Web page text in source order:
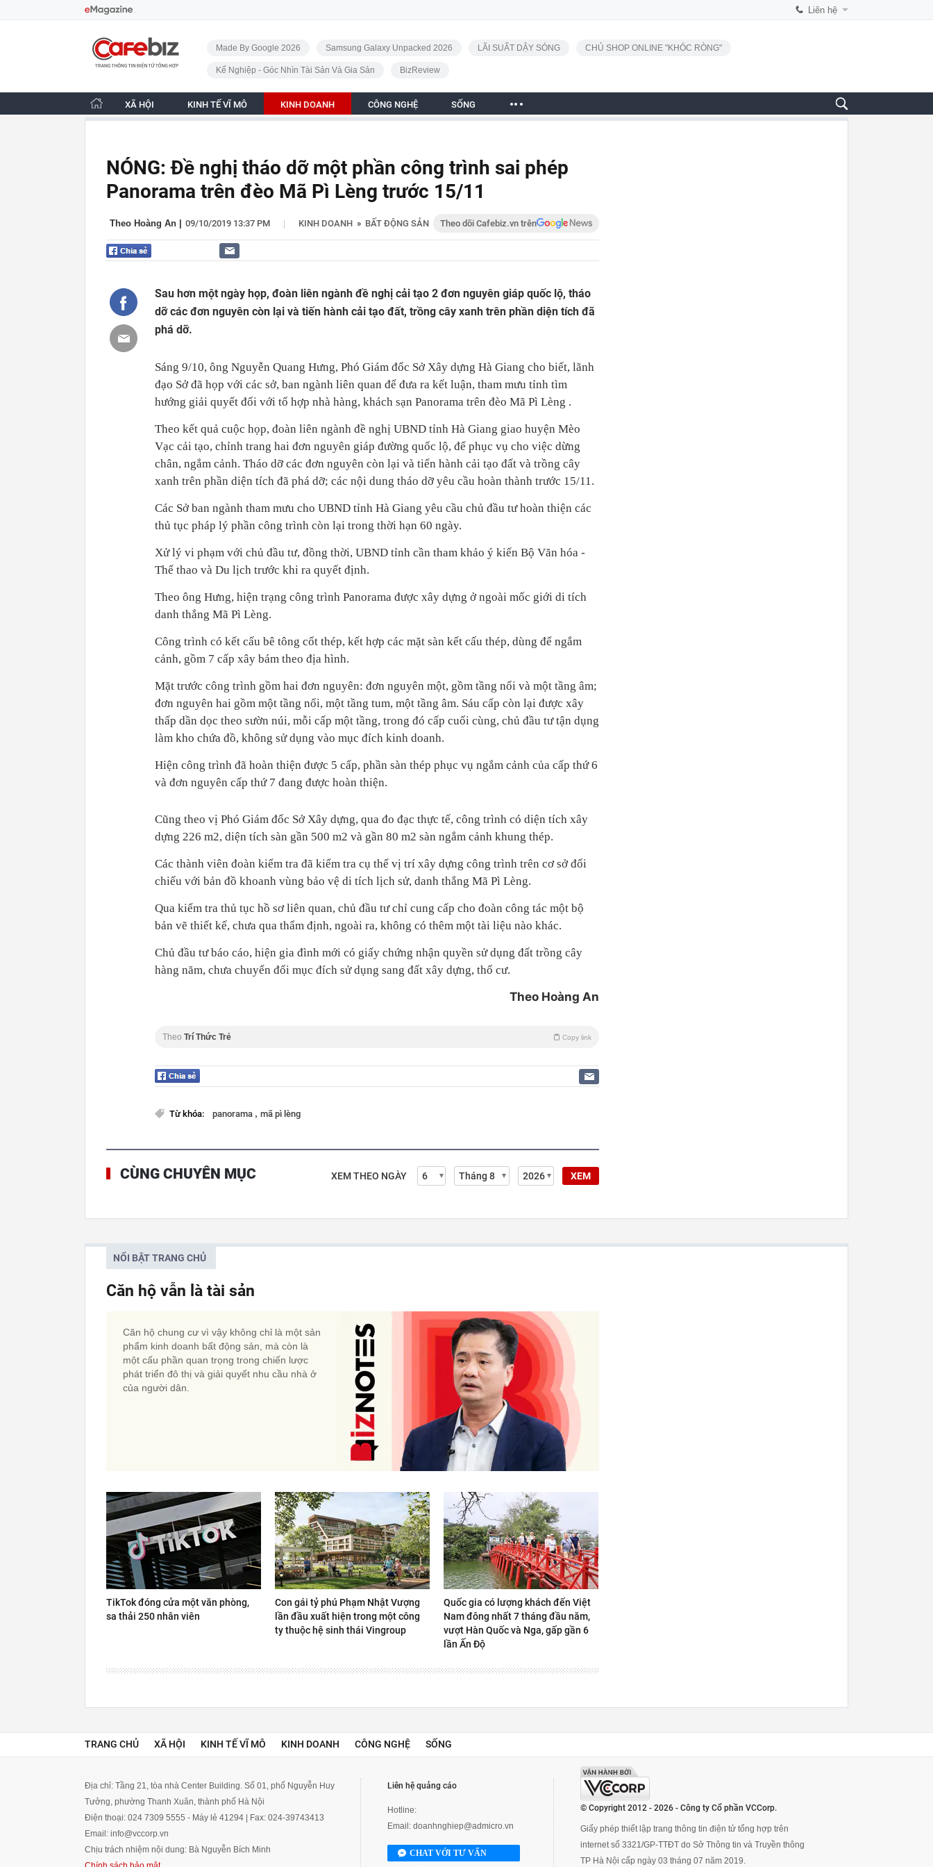
Liên hệ
CafeBiz - Trang chủ
Made By Google 2026 Samsung Galaxy Unpacked 2026 LÃI SUẤT DẬY SÓNG CHỦ SHOP ONLINE "KHÓC RÒNG"
Kế Nghiệp - Góc Nhìn Tài Sản Và Gia Sản BizReview
XÃ HỘI KINH TẾ VĨ MÔ KINH DOANH CÔNG NGHỆ SỐNG
NÓNG: Đề nghị tháo dỡ một phần công trình sai phép
Panorama trên đèo Mã Pì Lèng trước 15/11
Theo Hoàng An 09/10/2019 13:37 PM | KINH DOANH » BẤT ĐỘNG SẢN Theo dõi Cafebiz.vn trên
Sau hơn một ngày họp, đoàn liên ngành đề nghị cải tạo 2 đơn nguyên giáp quốc lộ, tháo
dỡ các đơn nguyên còn lại và tiến hành cải tạo đất, trồng cây xanh trên phần diện tích đã
phá dỡ.
Sáng 9/10, ông Nguyễn Quang Hưng, Phó Giám đốc Sở Xây dựng Hà Giang cho biết, lãnh
đạo Sở đã họp với các sở, ban ngành liên quan để đưa ra kết luận, tham mưu tỉnh tìm
hướng giải quyết đối với tổ hợp nhà hàng, khách sạn Panorama trên đèo Mã Pì Lèng .
Theo kết quả cuộc họp, đoàn liên ngành đề nghị UBND tỉnh Hà Giang giao huyện Mèo
Vạc cải tạo, chỉnh trang hai đơn nguyên giáp đường quốc lộ, để phục vụ cho việc dừng
chân, ngắm cảnh. Tháo dỡ các đơn nguyên còn lại và tiến hành cải tạo đất và trồng cây
xanh trên phần diện tích đã phá dỡ; các nội dung tháo dỡ yêu cầu hoàn thành trước 15/11.
Các Sở ban ngành tham mưu cho UBND tỉnh Hà Giang yêu cầu chủ đầu tư hoàn thiện các
thủ tục pháp lý phần công trình còn lại trong thời hạn 60 ngày.
Xử lý vi phạm với chủ đầu tư, đồng thời, UBND tỉnh cần tham khảo ý kiến Bộ Văn hóa -
Thể thao và Du lịch trước khi ra quyết định.
Theo ông Hưng, hiện trạng công trình Panorama được xây dựng ở ngoài mốc giới di tích
danh thắng Mã Pì Lèng.
Công trình có kết cấu bê tông cốt thép, kết hợp các mặt sàn kết cấu thép, dùng để ngắm
cảnh, gồm 7 cấp xây bám theo địa hình.
Mặt trước công trình gồm hai đơn nguyên: đơn nguyên một, gồm tầng nổi và một tầng âm;
đơn nguyên hai gồm một tầng nổi, một tầng tum, một tầng âm. Sáu cấp còn lại được xây
thấp dần dọc theo sườn núi, mỗi cấp một tầng, trong đó cấp cuối cùng, chủ đầu tư tận dụng
làm kho chứa đồ, không sử dụng vào mục đích kinh doanh.
Hiện công trình đã hoàn thiện được 5 cấp, phần sàn thép phục vụ ngắm cảnh của cấp thứ 6
và đơn nguyên cấp thứ 7 đang được hoàn thiện.
Cũng theo vị Phó Giám đốc Sở Xây dựng, qua đo đạc thực tế, công trình có diện tích xây
dựng 226 m2, diện tích sàn gần 500 m2 và gần 80 m2 sàn ngắm cảnh khung thép.
Các thành viên đoàn kiểm tra đã kiểm tra cụ thể vị trí xây dựng công trình trên cơ sở đối
chiếu với bản đồ khoanh vùng bảo vệ di tích lịch sử, danh thắng Mã Pì Lèng.
Qua kiểm tra thủ tục hồ sơ liên quan, chủ đầu tư chỉ cung cấp cho đoàn công tác một bộ
bản vẽ thiết kế, chưa qua thẩm định, ngoài ra, không có thêm một tài liệu nào khác.
Chủ đầu tư báo cáo, hiện gia đình mới có giấy chứng nhận quyền sử dụng đất trồng cây
hàng năm, chưa chuyển đổi mục đích sử dụng sang đất xây dựng, thổ cư.
Theo Hoàng An
Theo Trí Thức Trẻ Copy link
Từ khóa: panorama , mã pì lèng
CÙNG CHUYÊN MỤC XEM THEO NGÀY XEM
NỔI BẬT TRANG CHỦ
Căn hộ vẫn là tài sản
Căn hộ chung cư vì vậy không chỉ là một sản
phẩm kinh doanh bất động sản, mà còn là
một cấu phần quan trọng trong chiến lược
phát triển đô thị và giải quyết nhu cầu nhà ở
của người dân.
TikTok đóng cửa một văn phòng,
sa thải 250 nhân viên
Con gái tỷ phú Phạm Nhật Vượng
lần đầu xuất hiện trong một công
ty thuộc hệ sinh thái Vingroup
Quốc gia có lượng khách đến Việt
Nam đông nhất 7 tháng đầu năm,
vượt Hàn Quốc và Nga, gấp gần 6
lần Ấn Độ
TRANG CHỦ XÃ HỘI KINH TẾ VĨ MÔ KINH DOANH CÔNG NGHỆ SỐNG
Địa chỉ: Tầng 21, tòa nhà Center Building. Số 01, phố Nguyễn Huy
Tưởng, phường Thanh Xuân, thành phố Hà Nội
Điện thoại: 024 7309 5555 - Máy lẻ 41294 | Fax: 024-39743413
Email: info@vccorp.vn
Chịu trách nhiệm nội dung: Bà Nguyễn Bích Minh
Liên hệ quảng cáo
Hotline:
Email: doanhnghiep@admicro.vn
CHAT VỚI TƯ VẤN
© Copyright 2012 - 2026 - Công ty Cổ phần VCCorp.
Giấy phép thiết lập trang thông tin điện tử tổng hợp trên
internet số 3321/GP-TTĐT do Sở Thông tin và Truyền thông
TP Hà Nội cấp ngày 03 tháng 07 năm 2019.